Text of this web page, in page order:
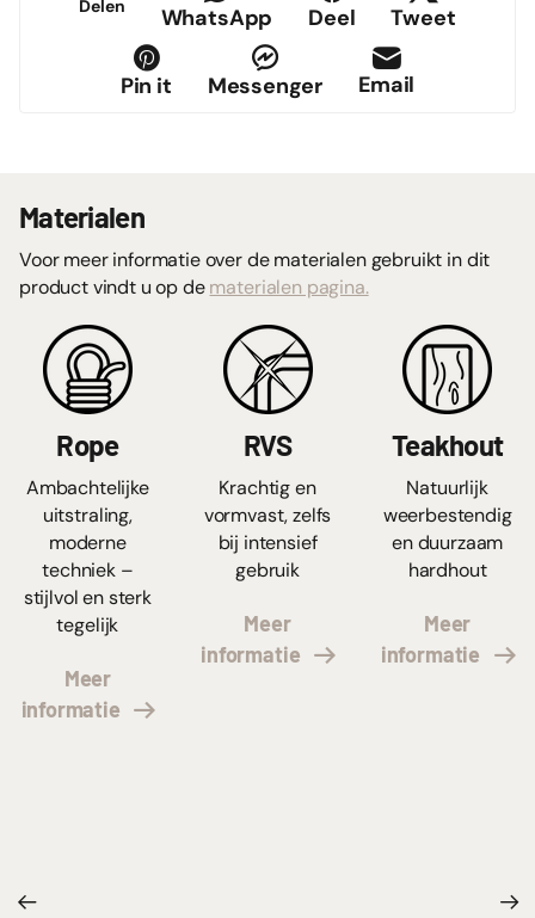
Delen WhatsApp Deel Tweet
Pin it Messenger Email
Materialen
Voor meer informatie over de materialen gebruikt in dit
product vindt u op dematerialen pagina.
Rope
Ambachtelijke
uitstraling,
moderne
techniek –
stijlvol en sterk
tegelijk
Meer
informatie
RVS
Krachtig en
vormvast, zelfs
bij intensief
gebruik
Meer
informatie
Teakhout
Natuurlijk
weerbestendig
en duurzaam
hardhout
Meer
informatie